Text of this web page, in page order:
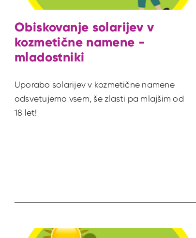
Obiskovanje solarijev v
kozmetične namene -
mladostniki
Uporabo solarijev v kozmetične namene
odsvetujemo vsem, še zlasti pa mlajšim od
18 let!